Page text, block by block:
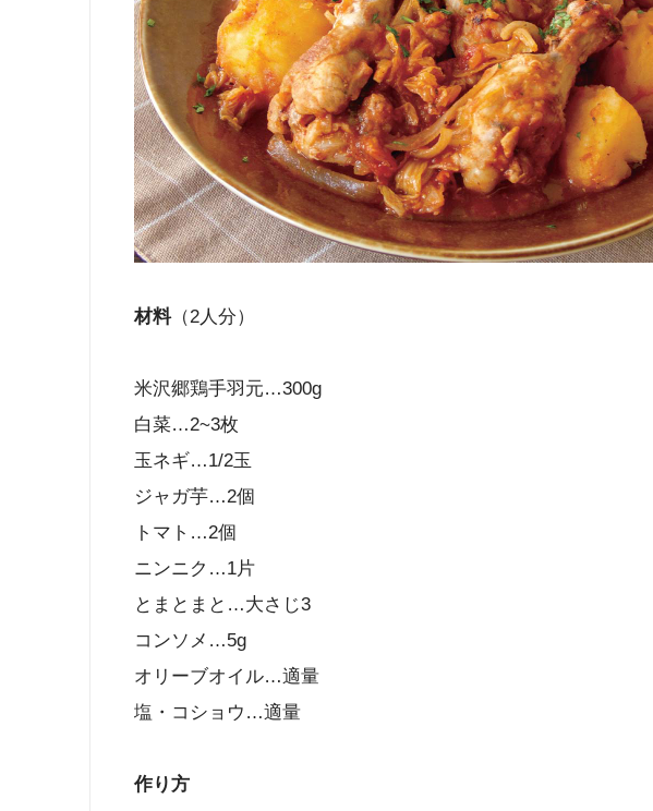
材料（2人分）
米沢郷鶏手羽元…300g
白菜…2~3枚
玉ネギ…1/2玉
ジャガ芋…2個
トマト…2個
ニンニク…1片
とまとまと…大さじ3
コンソメ…5g
オリーブオイル…適量
塩・コショウ…適量
作り方